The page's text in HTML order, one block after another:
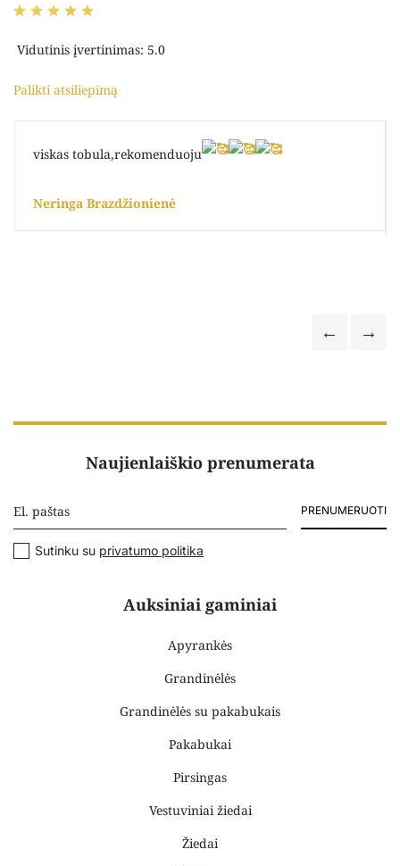
Vidutinis įvertinimas: 5.0
Palikti atsiliepimą
viskas tobula,rekomenduoju
Neringa Brazdžionienė
Auksiniai gaminiai
Apyrankės
Grandinėlės
Grandinėlės su pakabukais
Pakabukai
Pirsingas
Vestuviniai žiedai
Žiedai
Naujienlaiškio prenumerata
PRENUMERUOTI
Sutinku su privatumo politika